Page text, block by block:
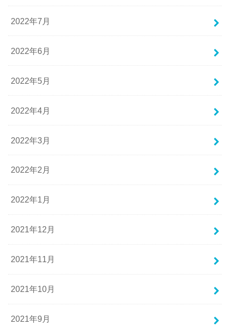
2022年7月
2022年6月
2022年5月
2022年4月
2022年3月
2022年2月
2022年1月
2021年12月
2021年11月
2021年10月
2021年9月